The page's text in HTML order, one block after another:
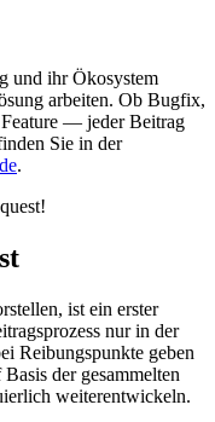
und ihr Ökosystem
arbeiten. Ob Bugfix,
Feature — jeder Beitrag
Sie in der
.
ist ein erster
nur in der
Reibungspunkte geben
der gesammelten
weiterentwickeln.